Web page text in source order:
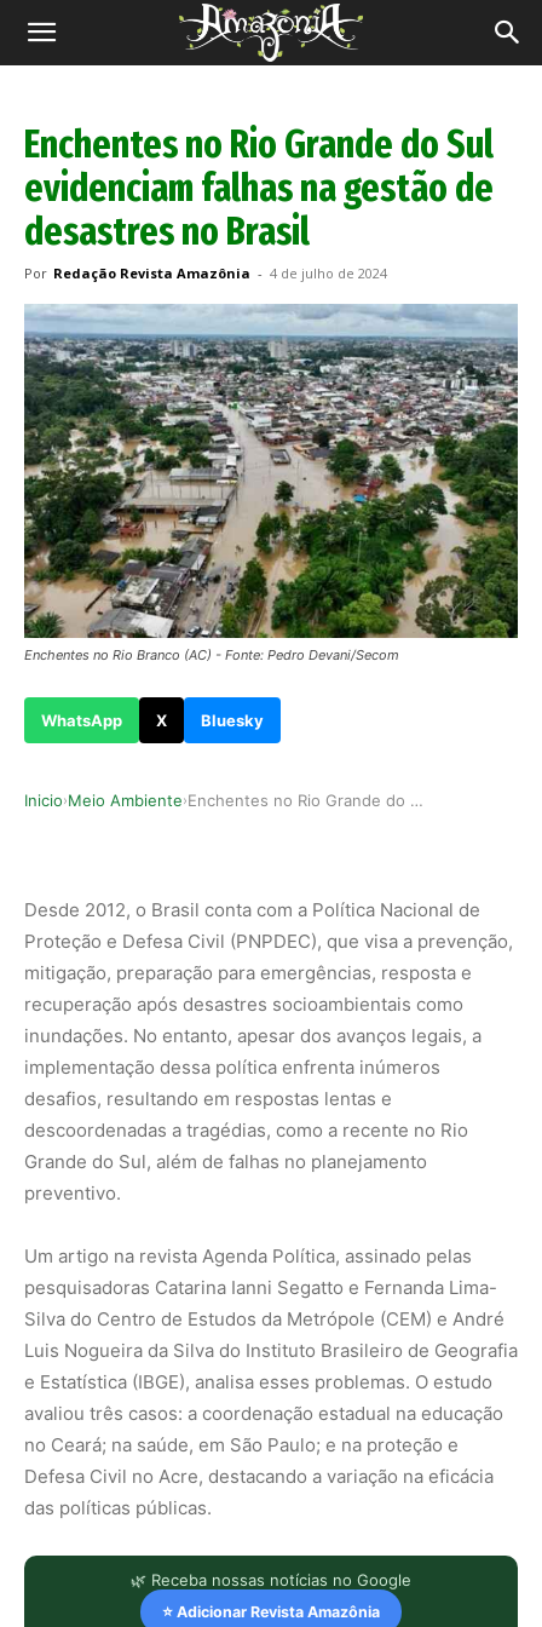
Revista
Enchentes no Rio Grande do Sul
evidenciam falhas na gestão de
desastres no Brasil
Por Redação Revista Amazônia - 4 de julho de 2024
Enchentes no Rio Branco (AC) - Fonte: Pedro Devani/Secom
WhatsApp X Bluesky
Inicio›Meio Ambiente› Enchentes no Rio Grande do Sul evidenciam falha…
Desde 2012, o Brasil conta com a Política Nacional de
Proteção e Defesa Civil (PNPDEC), que visa a prevenção,
mitigação, preparação para emergências, resposta e
recuperação após desastres socioambientais como
inundações. No entanto, apesar dos avanços legais, a
implementação dessa política enfrenta inúmeros
desafios, resultando em respostas lentas e
descoordenadas a tragédias, como a recente no Rio
Grande do Sul, além de falhas no planejamento
preventivo.
Um artigo na revista Agenda Política, assinado pelas
pesquisadoras Catarina Ianni Segatto e Fernanda Lima-
Silva do Centro de Estudos da Metrópole (CEM) e André
Luis Nogueira da Silva do Instituto Brasileiro de Geografia
e Estatística (IBGE), analisa esses problemas. O estudo
avaliou três casos: a coordenação estadual na educação
no Ceará; na saúde, em São Paulo; e na proteção e
Defesa Civil no Acre, destacando a variação na eficácia
das políticas públicas.
🌿 Receba nossas notícias no Google
⭐ Adicionar Revista Amazônia